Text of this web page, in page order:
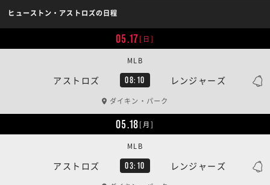
ヒューストン・アストロズの日程
05.17[日]
アストロズ 08:10 レンジャーズ
MLB
ダイキン・パーク
05.18[月]
アストロズ 03:10 レンジャーズ
MLB